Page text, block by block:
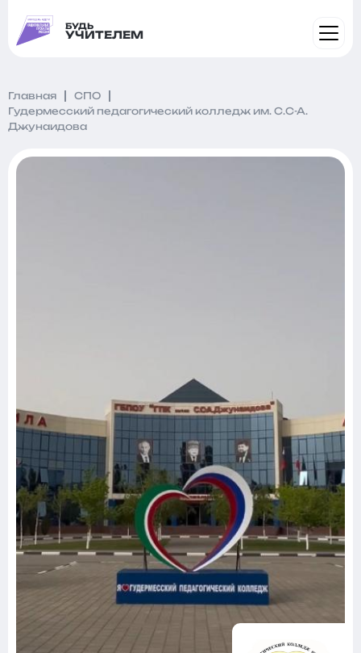
БУДЬ
УЧИТЕЛЕМ
Главная
СПО
Гудермесский педагогический колледж им. С.С-А.
Джунаидова